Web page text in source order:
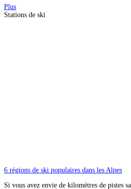
Plus
Stations de ski
6 régions de ski populaires dans les Alpes
Si vous avez envie de kilomètres de pistes